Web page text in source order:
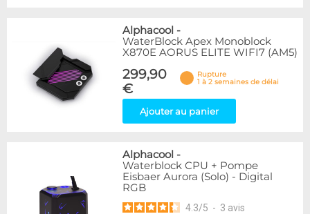
Alphacool -
WaterBlock Apex Monoblock
X870E AORUS ELITE WIFI7 (AM5)
299,90
€
Rupture
1 à 2 semaines de délai
Ajouter au panier
Alphacool -
Waterblock CPU + Pompe
Eisbaer Aurora (Solo) - Digital
RGB
4.3/5 - 3 avis